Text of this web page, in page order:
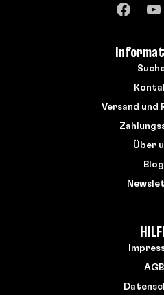
Versand und
Über
Blog
AGB